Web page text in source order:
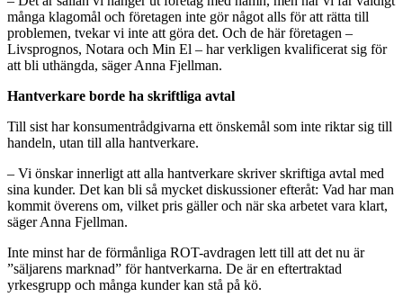
många klagomål och företagen inte gör något alls för att rätta till
problemen, tvekar vi inte att göra det. Och de här företagen –
Livsprognos, Notara och Min El – har verkligen kvalificerat sig för
att bli uthängda, säger Anna Fjellman.
Hantverkare borde ha skriftliga avtal
Till sist har konsumentrådgivarna ett önskemål som inte riktar sig till
handeln, utan till alla hantverkare.
– Vi önskar innerligt att alla hantverkare skriver skriftiga avtal med
sina kunder. Det kan bli så mycket diskussioner efteråt: Vad har man
kommit överens om, vilket pris gäller och när ska arbetet vara klart,
säger Anna Fjellman.
Inte minst har de förmånliga ROT-avdragen lett till att det nu är
”säljarens marknad” för hantverkarna. De är en eftertraktad
yrkesgrupp och många kunder kan stå på kö.